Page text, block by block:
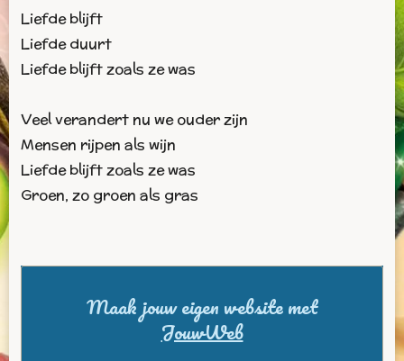
Liefde blijft
Liefde duurt
Liefde blijft zoals ze was
Veel verandert nu we ouder zijn
Mensen rijpen als wijn
Liefde blijft zoals ze was
Groen, zo groen als gras
Maak jouw eigen website met
JouwWeb